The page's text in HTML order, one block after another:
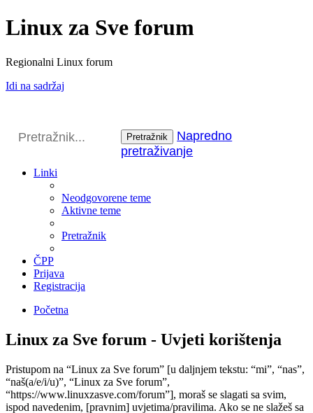
Linux za Sve forum
Regionalni Linux forum
Idi na sadržaj
Pretražnik
Napredno
pretraživanje
Linki
Neodgovorene teme
Aktivne teme
Pretražnik
ČPP
Prijava
Registracija
Početna
Linux za Sve forum - Uvjeti korištenja
Pristupom na “Linux za Sve forum” [u daljnjem tekstu: “mi”, “nas”,
“naš(a/e/i/u)”, “Linux za Sve forum”,
“https://www.linuxzasve.com/forum”], moraš se slagati sa svim,
ispod navedenim, [pravnim] uvjetima/pravilima. Ako se ne slažeš sa